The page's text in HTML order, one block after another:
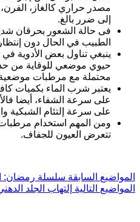
مصدر حراري كالغاز، الفرن،
إلى ضرر بالغ.
فى حالة الشعور بحرقان
الطبيب في الحال دون إنتظار.
ينبغي تناول بعض الأدوية في
حيوي موضعي للوقاية من
محتملة مع مرطبات موضعية
يعتبر شرب الماء بكميات
على سرعة الشفاء، أيضا
على سرعة إلتئام الشبكية
ومن المهم استخدام مرطبات
تتعرض العيون للجفاف.
مواضيعالسابقةسلسلة رمضان:
مواضيعالتاليةإلتهاب الجلد الدهني